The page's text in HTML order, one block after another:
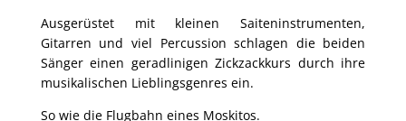
Ausgerüstet mit kleinen Saiteninstrumenten,
Gitarren und viel Percussion schlagen die beiden
Sänger einen geradlinigenZickzackkurs durch ihre
musikalischen Lieblingsgenres ein.
So wie die Flugbahn eines Moskitos.